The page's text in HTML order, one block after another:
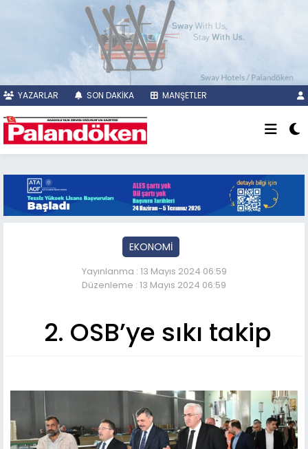
YAZARLAR SON DAKİKA MANŞETLER
EKONOMİ
Yayınlanma : 13 Mayıs 2024 06:59
Düzenleme : 13 Mayıs 2024 06:59
2. OSB’ye sıkı takip